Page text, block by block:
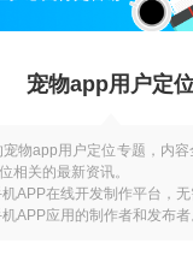
宠物app用户定
物app用户定位专题，内
相关的最新资讯。
APP在线开发制作平台，
APP应用的制作者和发布者